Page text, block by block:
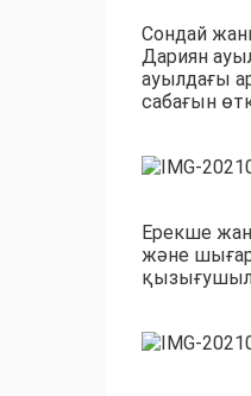
Сондай
Дариян
ауылдағы
сабағын
Ерекше
және